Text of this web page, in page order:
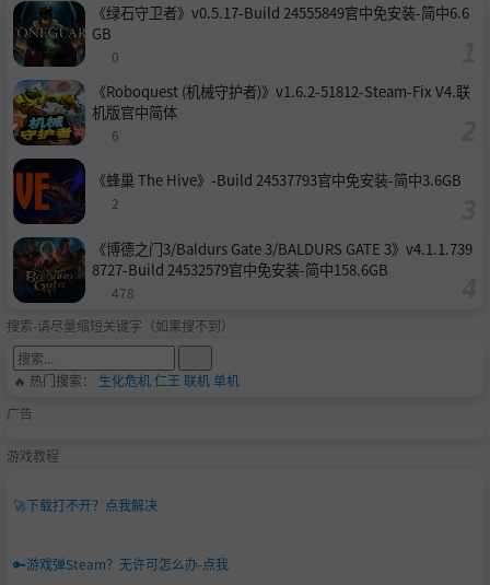
《绿石守卫者》v0.5.17-Build 24555849官中免安装-简中6.6
GB
0
《Roboquest (机械守护者)》v1.6.2-51812-Steam-Fix V4.联
机版官中简体
6
《蜂巢 The Hive》-Build 24537793官中免安装-简中3.6GB
2
《博德之门3/Baldurs Gate 3/BALDURS GATE 3》v4.1.1.739
8727-Build 24532579官中免安装-简中158.6GB
478
搜索-请尽量缩短关键字（如果搜不到）
🔥 热门搜索： 生化危机仁王 联机单机
广告
游戏教程
🚀下载打不开？点我解决
🔑游戏弹Steam？无许可怎么办-点我